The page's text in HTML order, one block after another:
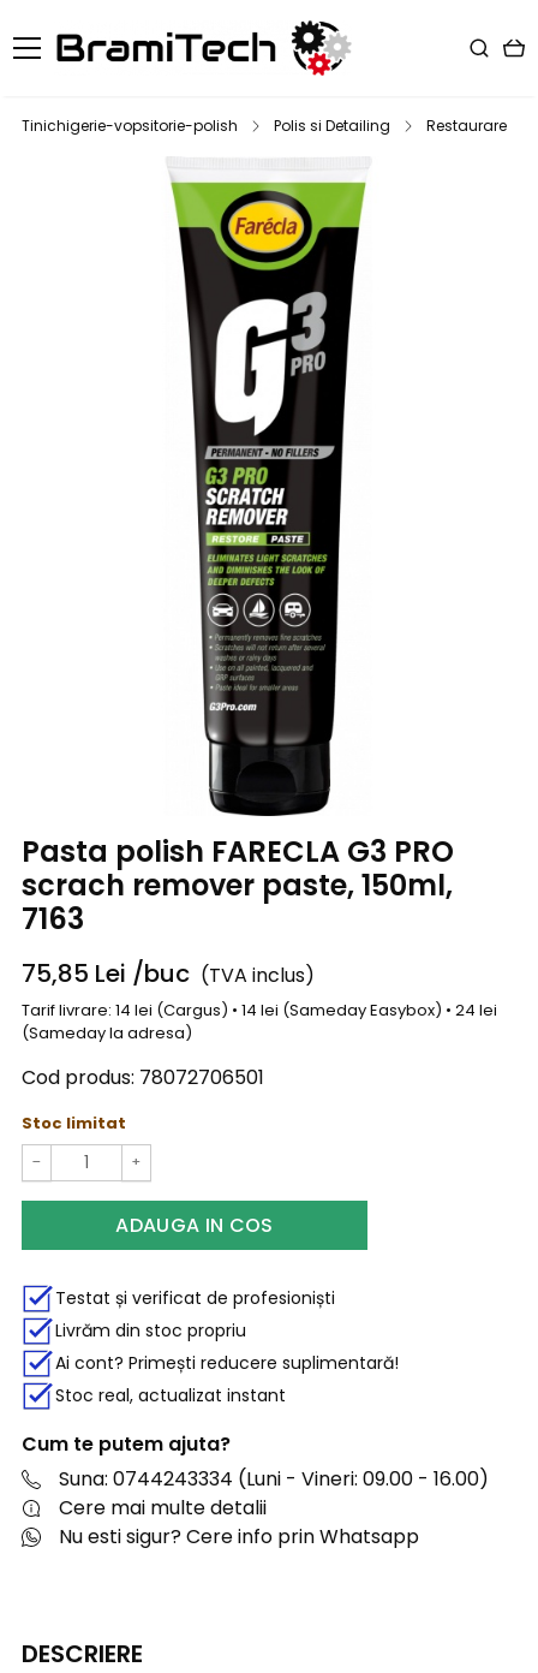
Tinichigerie-vopsitorie-polish Polis si Detailing Restaurare
Pasta polish FARECLA G3 PRO
scrach remover paste, 150ml,
7163
75,85 Lei /buc (TVA inclus)
Tarif livrare: 14 lei (Cargus) • 14 lei (Sameday Easybox) • 24 lei
(Sameday la adresa)
Cod produs: 78072706501
Stoc limitat
− +
ADAUGA IN COS
Testat și verificat de profesioniști
Livrăm din stoc propriu
Ai cont? Primești reducere suplimentară!
Stoc real, actualizat instant
Cum te putem ajuta?
Suna: 0744243334 (Luni - Vineri: 09.00 - 16.00)
Cere mai multe detalii
Nu esti sigur? Cere info prin Whatsapp
DESCRIERE